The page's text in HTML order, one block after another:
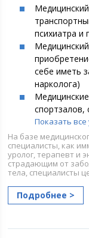
психиатра и
себе иметь
нарколога)
спортзалов,
Показать все
На базе
специалисты, как
уролог, терапевт и
страдающим от
тела, специалисты
Подробнее >